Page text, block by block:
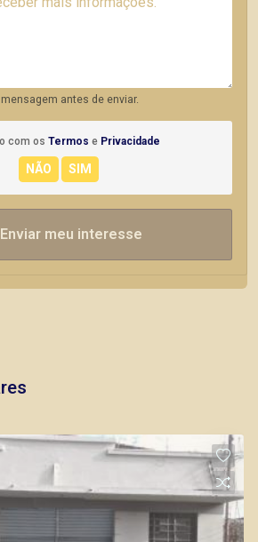
antes de enviar.
com os Termos e Privacidade
Enviar meu interesse